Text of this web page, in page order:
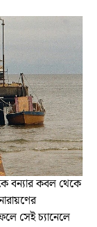
বন্যার কবল থেকে
সেই চ্যানেলে